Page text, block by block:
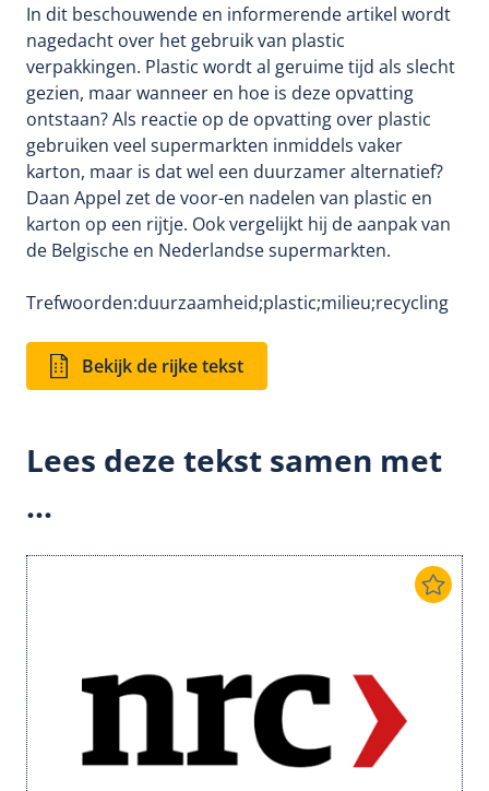
In dit beschouwende en informerende artikel wordt
nagedacht over het gebruik van plastic
verpakkingen. Plastic wordt al geruime tijd als slecht
gezien, maar wanneer en hoe is deze opvatting
ontstaan? Als reactie op de opvatting over plastic
gebruiken veel supermarkten inmiddels vaker
karton, maar is dat wel een duurzamer alternatief?
Daan Appel zet de voor-en nadelen van plastic en
karton op een rijtje. Ook vergelijkt hij de aanpak van
de Belgische en Nederlandse supermarkten.
Trefwoorden:duurzaamheid;plastic;milieu;recycling
Bekijk de rijke tekst
Lees deze tekst samen met
...